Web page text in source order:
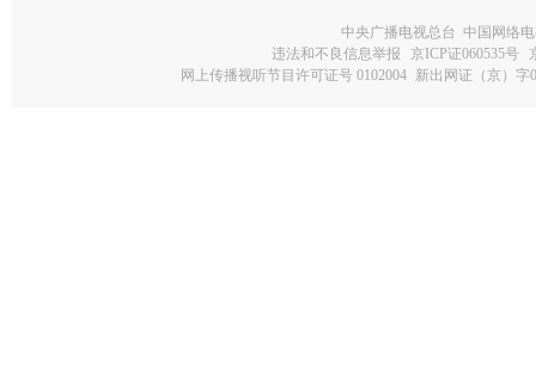
中央广播电视总台 中国网络
违法和不良信息举报
京ICP证060535号
网上传播视听节目许可证号 0102004 新出网证（京）